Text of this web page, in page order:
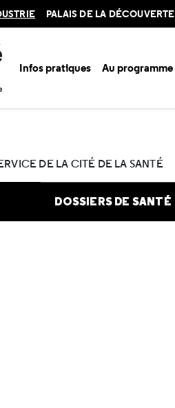
PALAIS DE LA DÉCOUVERTE
Infos pratiques Au programme
DE LA CITÉ DE LA SANTÉ
DOSSIERS DE SANTÉ